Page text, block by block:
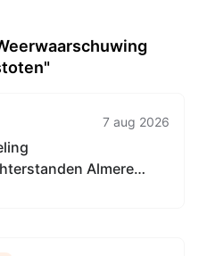
7 aug 2026
Almere